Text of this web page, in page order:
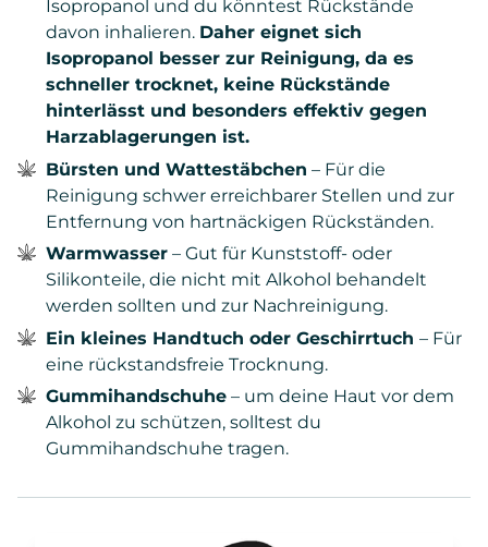
Isopropanol und du könntest Rückstände
davon inhalieren. Daher eignet sich
Isopropanol besser zur Reinigung, da es
schneller trocknet, keine Rückstände
hinterlässt und besonders effektiv gegen
Harzablagerungen ist.
Bürsten und Wattestäbchen – Für die
Reinigung schwer erreichbarer Stellen und zur
Entfernung von hartnäckigen Rückständen.
Warmwasser – Gut für Kunststoff- oder
Silikonteile, die nicht mit Alkohol behandelt
werden sollten und zur Nachreinigung.
Ein kleines Handtuch oder Geschirrtuch– Für
eine rückstandsfreie Trocknung.
Gummihandschuhe – um deine Haut vor dem
Alkohol zu schützen, solltest du
Gummihandschuhe tragen.